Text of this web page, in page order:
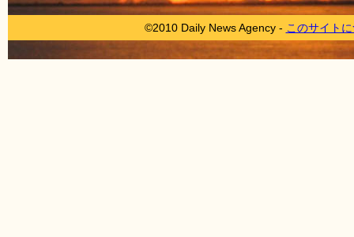
©2010 Daily News Agency - このサイト